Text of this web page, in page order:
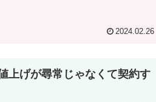
2024.02.26
上げが尋常じゃなくて契約す